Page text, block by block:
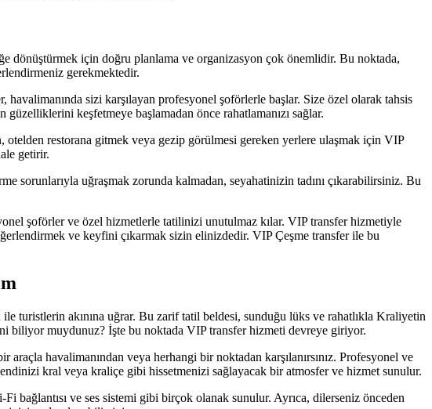
dönüştürmek için doğru planlama ve organizasyon çok önemlidir. Bu noktada,
gerekmektedir.
sizi karşılayan profesyonel şoförlerle başlar. Size özel olarak tahsis
keşfetmeye başlamadan önce rahatlamanızı sağlar.
restorana gitmek veya gezip görülmesi gereken yerlere ulaşmak için VIP
getirir.
sorunlarıyla uğraşmak zorunda kalmadan, seyahatinizin tadını çıkarabilirsiniz. Bu
şoförler ve özel hizmetlerle tatilinizi unutulmaz kılar. VIP transfer hizmetiyle
ve keyfini çıkarmak sizin elinizdedir. VIP Çeşme transfer ile bu
turistlerin akınına uğrar. Bu zarif tatil beldesi, sunduğu lüks ve rahatlıkla Kraliyetin
biliyor muydunuz? İşte bu noktada VIP transfer hizmeti devreye giriyor.
havalimanından veya herhangi bir noktadan karşılanırsınız. Profesyonel ve
kral veya kraliçe gibi hissetmenizi sağlayacak bir atmosfer ve hizmet sunulur.
bağlantısı ve ses sistemi gibi birçok olanak sunulur. Ayrıca, dilerseniz önceden